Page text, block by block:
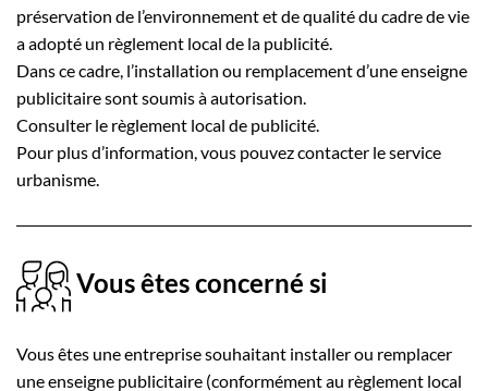
préservation de l’environnement et de qualité du cadre de vie
a adopté un règlement local de la publicité.
Dans ce cadre, l’installation ou remplacement d’une enseigne
publicitaire sont soumis à autorisation.
Consulter le règlement local de publicité.
Pour plus d’information, vous pouvez contacter le service
urbanisme.
Vous êtes concerné si
Vous êtes une entreprise souhaitant installer ou remplacer
une enseigne publicitaire (conformément au règlement local